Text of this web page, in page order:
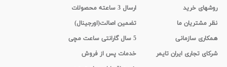
روشهای خرید
نظر مشتریان ما
همکاری سازمانی
شرکای تجاری ایران تایمر
ارسال 3 ساعته محصولات
تضمین اصالت(اورجینال)
5 سال گارانتی ساعت مچی
خدمات پس از فروش